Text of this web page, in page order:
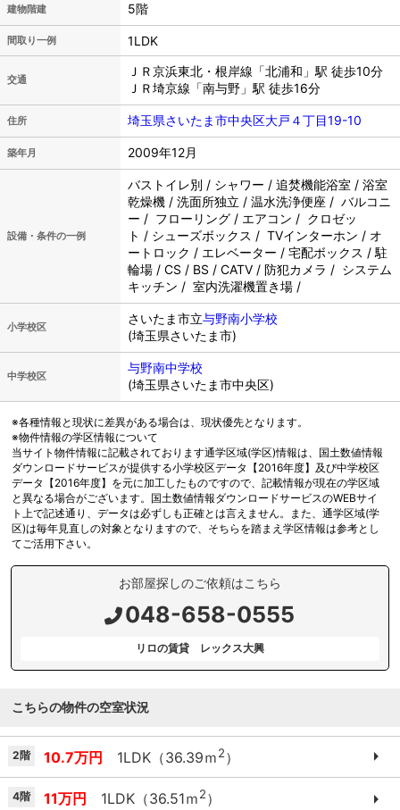
建物階建 5階
間取り一例 1LDK
交通
ＪＲ京浜東北・根岸線「北浦和」駅 徒歩10分
ＪＲ埼京線「南与野」駅 徒歩16分
住所 埼玉県さいたま市中央区大戸４丁目19-10
築年月 2009年12月
設備・条件の一例
バストイレ別 / シャワー / 追焚機能浴室 / 浴室
乾燥機 / 洗面所独立 / 温水洗浄便座 / バルコニ
ー / フローリング / エアコン / クロゼッ
ト / シューズボックス / TVインターホン / オ
ートロック / エレベーター / 宅配ボックス / 駐
輪場 / CS / BS / CATV / 防犯カメラ / システム
キッチン / 室内洗濯機置き場 /
小学校区
さいたま市立与野南小学校
(埼玉県さいたま市)
中学校区
与野南中学校
(埼玉県さいたま市中央区)
※各種情報と現状に差異がある場合は、現状優先となります。
※物件情報の学区情報について
当サイト物件情報に記載されております通学区域(学区)情報は、国土数値情報
ダウンロードサービスが提供する小学校区データ【2016年度】及び中学校区
データ【2016年度】を元に加工したものですので、記載情報が現在の学区域
と異なる場合がございます。国土数値情報ダウンロードサービスのWEBサイ
ト上で記述通り、データは必ずしも正確とは言えません。また、通学区域(学
区)は毎年見直しの対象となりますので、そちらを踏まえ学区情報は参考とし
てご活用下さい。
お部屋探しのご依頼はこちら
048-658-0555
リロの賃貸 レックス大興
こちらの物件の空室状況
2階 10.7万円 1LDK（36.39ｍ2）
4階 11万円 1LDK（36.51ｍ2）